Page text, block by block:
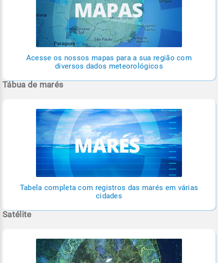
Acesse os nossos mapas para a sua região com
diversos dados meteorológicos
Tábua de marés
Tabela completa com registros das marés em várias
cidades
Satélite